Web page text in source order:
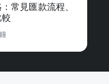
常見匯款流程、